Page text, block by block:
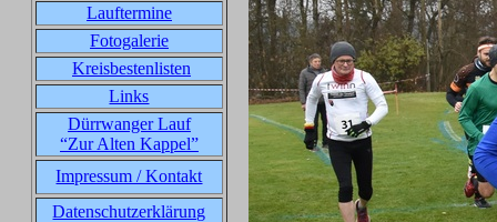
Lauftermine
Fotogalerie
Kreisbestenlisten
Links
Dürrwanger Lauf
“Zur Alten Kappel”
Impressum / Kontakt
Datenschutzerklärung